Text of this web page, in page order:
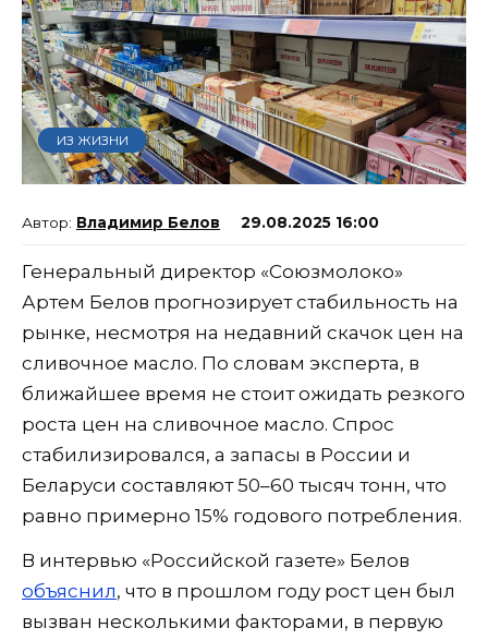
ИЗ ЖИЗНИ
Владимир Белов 29.08.2025 16:00
Генеральный директор «Союзмолоко»
Артем Белов прогнозирует стабильность на
рынке, несмотря на недавний скачок цен на
сливочное масло. По словам эксперта, в
ближайшее время не стоит ожидать резкого
роста цен на сливочное масло. Спрос
стабилизировался, а запасы в России и
Беларуси составляют 50–60 тысяч тонн, что
равно примерно 15% годового потребления.
В интервью «Российской газете» Белов
объяснил, что в прошлом году рост цен был
вызван несколькими факторами, в первую